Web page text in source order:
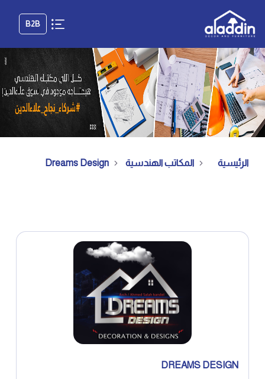
B2B
الرئيسية المكاتب الهندسية Dreams Design
DREAMS DESIGN